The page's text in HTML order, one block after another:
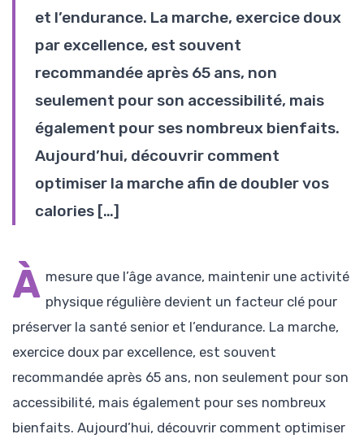
et l’endurance. La marche, exercice doux
par excellence, est souvent
recommandée après 65 ans, non
seulement pour son accessibilité, mais
également pour ses nombreux bienfaits.
Aujourd’hui, découvrir comment
optimiser la marche afin de doubler vos
calories […]
À mesure que l’âge avance, maintenir une activité
physique régulière devient un facteur clé pour
préserver la santé senior et l’endurance. La marche,
exercice doux par excellence, est souvent
recommandée après 65 ans, non seulement pour son
accessibilité, mais également pour ses nombreux
bienfaits. Aujourd’hui, découvrir comment optimiser